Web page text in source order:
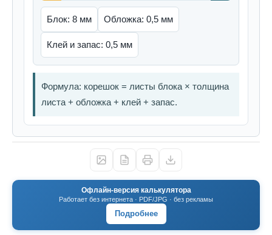
Блок: 8 мм Обложка: 0,5 мм
Клей и запас: 0,5 мм
Формула: корешок = листы блока × толщина
листа + обложка + клей + запас.
Офлайн-версия калькулятора
Работает без интернета · PDF/JPG · без рекламы
Подробнее